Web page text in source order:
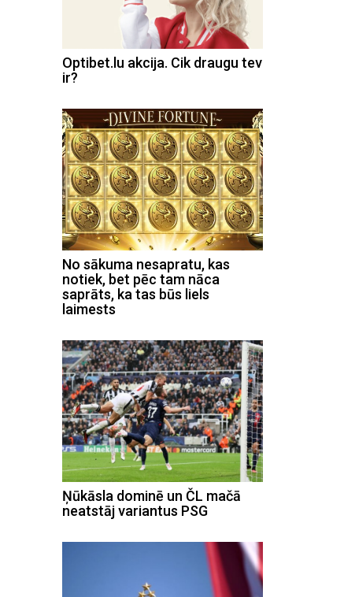
Optibet.lu akcija. Cik draugu tev
ir?
No sākuma nesapratu, kas
notiek, bet pēc tam nāca
saprāts, ka tas būs liels
laimests
Ņūkāsla dominē un ČL mačā
neatstāj variantus PSG